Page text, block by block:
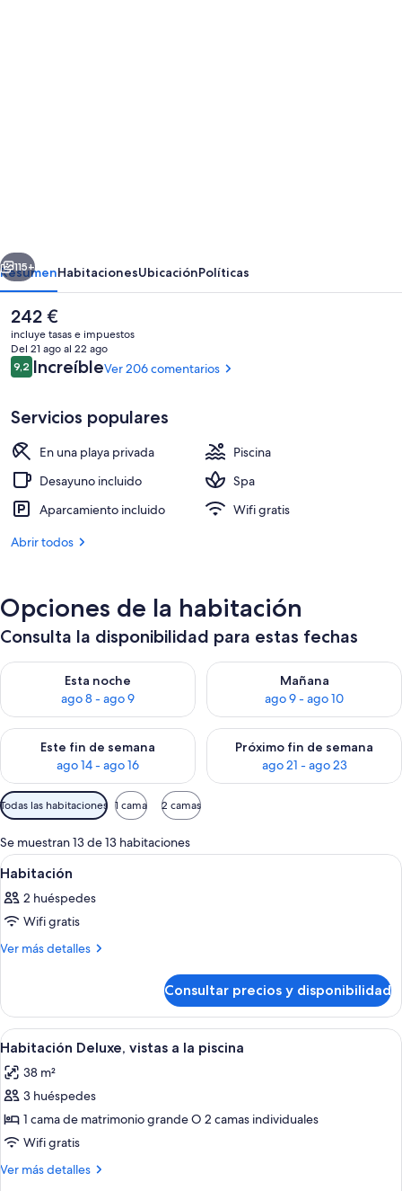
Exterior
Siguiente
115+
ResumenHabitacionesUbicaciónPolíticas
El
precio
actual
es
de
242 €
incluye tasas e impuestos
Del 21 ago al 22 ago
Comentarios
9,29,2 de 10
IncreíbleVer 206 comentarios
Servicios populares
En una playa privada
Piscina
Desayuno incluido
Spa
Aparcamiento incluido
Wifi gratis
Abrir todos
Opciones de la habitación
Consulta la disponibilidad para estas fechas
Esta noche
ago 8 - ago 9
Consulta la disponibilidad para esta noche, ago 8 - ago 9
Mañana
ago 9 - ago 10
Consulta la disponibilidad
Este fin de semana
ago 14 - ago 16
Consulta la disponibilidad para este fin de semana, ago 14 -
Próximo fin de semana
ago 21 - ago 23
Consulta la disponibilidad
Filtros
disponibles
para
las
habitaciones
Todas las habitaciones 1 cama 2 camas
Se muestran 13 de 13 habitaciones
Abrir
todas
las
fotos
de
Habitación de hotel con una bañera
3
Habitación
2 huéspedes
Wifi gratis
Ver más detalles
Más
Consultar precios y disponibilidad
Abrir
todas
las
fotos
de
Habitación
Deluxe,
Habitación Deluxe, vistas a la
9
Habitación Deluxe, vistas a la piscina
38 m²
3 huéspedes
1 cama de matrimonio grande O 2 camas individuales
Wifi gratis
Ver más detalles
Más